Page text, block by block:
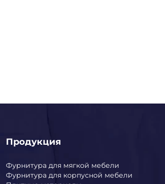
Продукция
Фурнитура для мягкой мебели
Фурнитура для корпусной мебели